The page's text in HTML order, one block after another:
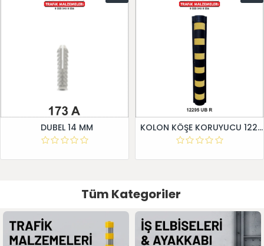
DUBEL 14 MM KOLON KÖŞE KORUYUCU 12295 UB R
Tüm Kategoriler